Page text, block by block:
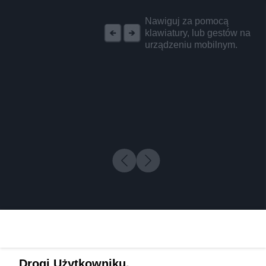
Nawiguj za pomocą
klawiatury, lub gestów na
urządzeniu mobilnym.